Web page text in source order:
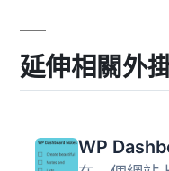
延伸相關外
WP